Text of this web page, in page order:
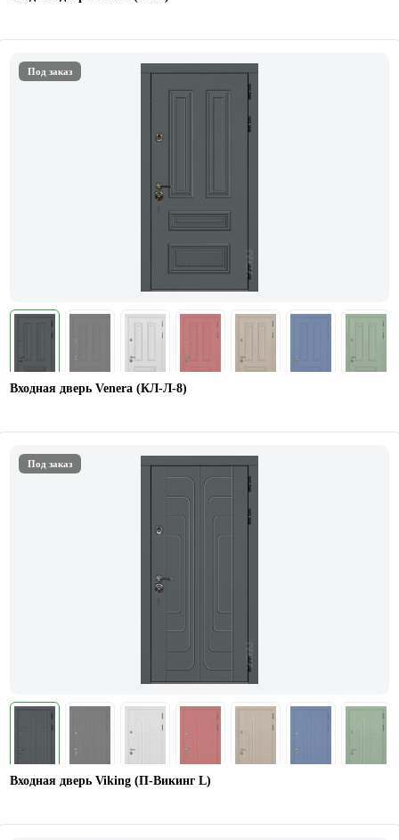
Под заказ
Входная дверь Venera (КЛ-Л-8)
Под заказ
Входная дверь Viking (П-Викинг L)